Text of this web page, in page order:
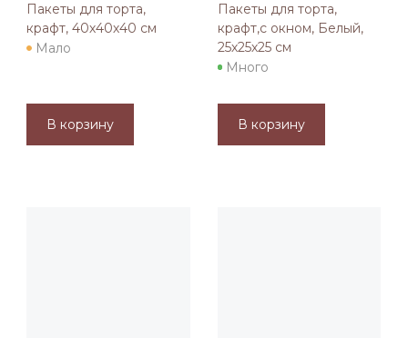
Пакеты для торта,
крафт, 40х40х40 см
Мало
В корзину
Пакеты для торта,
крафт,с окном, Белый,
25х25х25 см
Много
В корзину